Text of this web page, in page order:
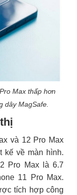
Max thấp hơn
dây MagSafe.
và 12 Pro Max
kế về màn hình.
Pro Max là 6.7
11 Pro Max.
tích hợp công